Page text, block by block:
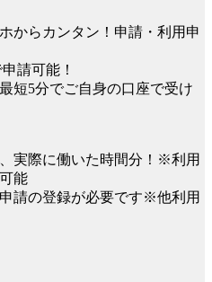
からカンタン！申請・利用申
請可能！
短5分でご自身の口座で受け
実際に働いた時間分！※利用
能
請の登録が必要です※他利用